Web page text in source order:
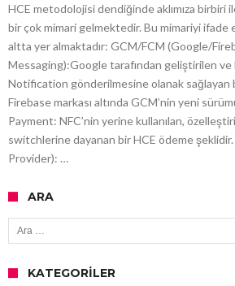
HCE metodolojisi dendiğinde aklımıza birbiri
bir çok mimari gelmektedir. Bu mimariyi
altta yer almaktadır: GCM/FCM (Google/
Messaging):Google tarafından geliştirilen ve
Notification gönderilmesine olanak sağlayan
Firebase markası altında GCM’nin yeni
Payment: NFC’nin yerine kullanılan,
switchlerine dayanan bir HCE ödeme
Provider): …
ARA
Arama:
KATEGORILER